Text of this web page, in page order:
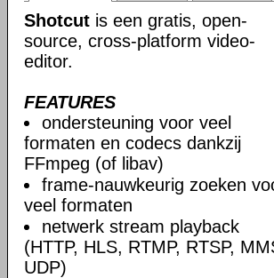
Shotcut is een gratis, open-
source, cross-platform video-
editor.
FEATURES
ondersteuning voor veel
formaten en codecs dankzij
FFmpeg (of libav)
frame-nauwkeurig zoeken
veel formaten
netwerk stream playback
(HTTP, HLS, RTMP, RTSP,
UDP)